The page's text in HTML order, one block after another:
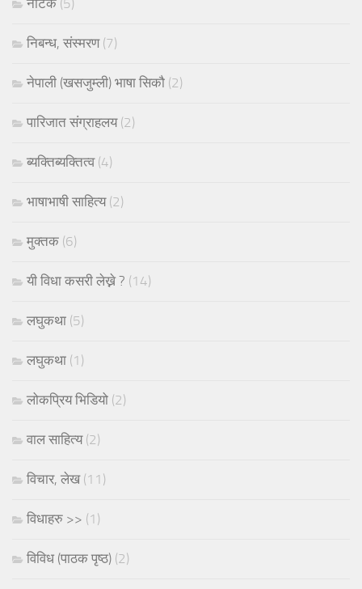
नाटक (5)
निबन्ध, संस्मरण(7)
नेपाली (खसजुम्ली) भाषा सिकौ (2)
पारिजात संग्राहलय(2)
ब्यक्तिब्यक्तित्व(4)
भाषाभाषी साहित्य(2)
मुक्तक (6)
यी विधा कसरी लेख्ने ? (14)
लघुकथा (5)
लघुकथा (1)
लोकप्रिय भिडियो (2)
वाल साहित्य(2)
विचार, लेख(11)
विधाहरु >> (1)
विविध (पाठक पृष्ठ) (2)